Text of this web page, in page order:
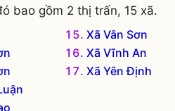
bao gồm 2 thị trấn, 15 xã.
Xã Vân Sơn
Xã Vĩnh An
Xã Yên Định